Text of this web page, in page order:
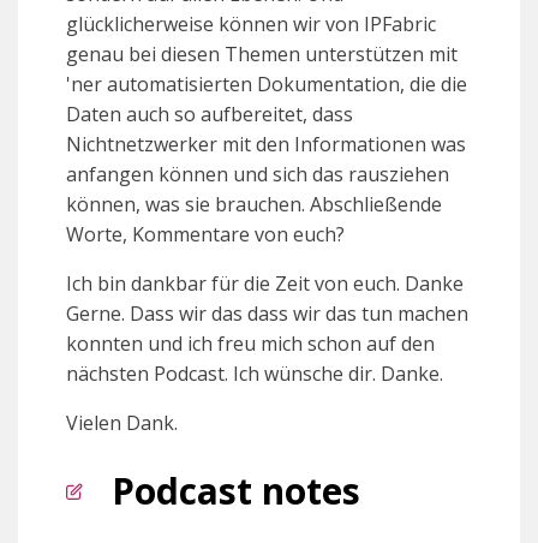
glücklicherweise können wir von IPFabric
genau bei diesen Themen unterstützen mit
'ner automatisierten Dokumentation, die die
Daten auch so aufbereitet, dass
Nichtnetzwerker mit den Informationen was
anfangen können und sich das rausziehen
können, was sie brauchen. Abschließende
Worte, Kommentare von euch?
Ich bin dankbar für die Zeit von euch. Danke
Gerne. Dass wir das dass wir das tun machen
konnten und ich freu mich schon auf den
nächsten Podcast. Ich wünsche dir. Danke.
Vielen Dank.
Podcast notes